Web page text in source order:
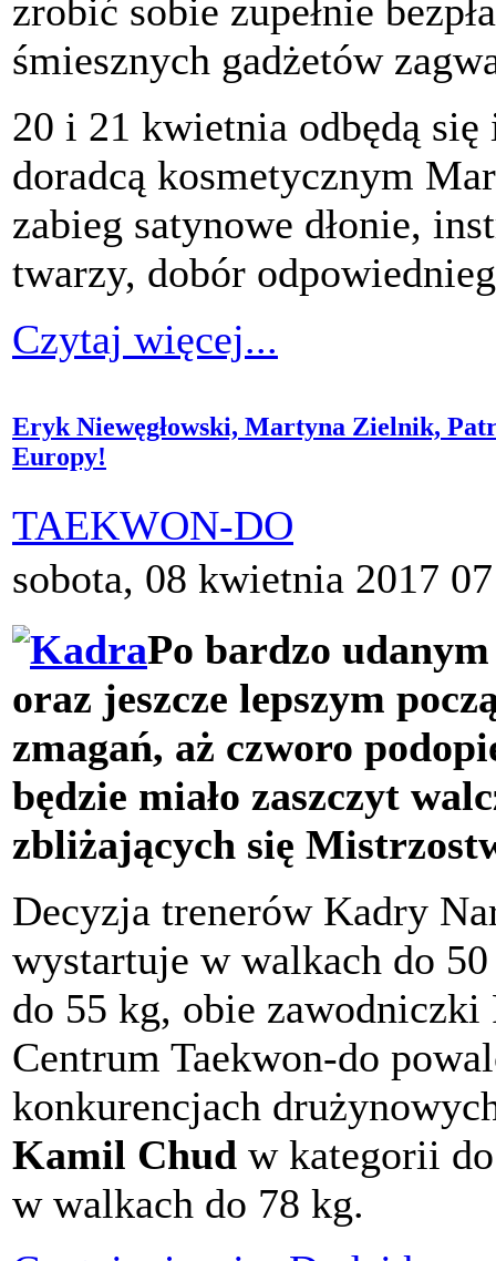
zrobić sobie zupełnie
śmiesznych gadżetów
20 i 21 kwietnia odbędą
doradcą kosmetycznym
zabieg satynowe dłonie,
twarzy, dobór
Czytaj więcej...
Eryk Niewęgłowski, Martyna Zielnik,
Europy!
TAEKWON-DO
sobota, 08 kwietnia 2017
Po bardzo
oraz jeszcze lepszym
zmagań, aż czworo
będzie miało zaszczyt
zbliżających się
Decyzja trenerów Kadry
wystartuje w walkach do
do 55 kg, obie zawodniczki
Centrum Taekwon-do
konkurencjach
Kamil Chud w kategorii
w walkach do 78 kg.